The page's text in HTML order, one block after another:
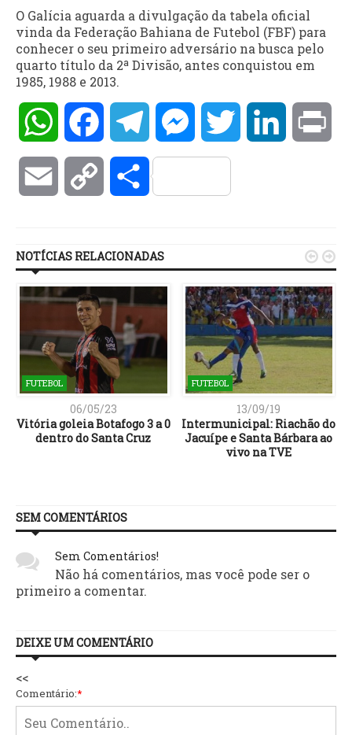
O Galícia aguarda a divulgação da tabela oficial
vinda da Federação Bahiana de Futebol (FBF) para
conhecer o seu primeiro adversário na busca pelo
quarto título da 2ª Divisão, antes conquistou em
1985, 1988 e 2013.
WhatsAppFacebookTelegramMessengerTwitter LinkedIn
Email Copy Compartilhar
NOTÍCIAS RELACIONADAS
FUTEBOL
06/05/23
Vitória goleia Botafogo 3 a 0
dentro do Santa Cruz
FUTEBOL
13/09/19
Intermunicipal: Riachão do
Jacuípe e Santa Bárbara ao
vivo na TVE
 
SEM COMENTÁRIOS
Sem Comentários!
Não há comentários, mas você pode ser o
primeiro a comentar.
DEIXE UM COMENTÁRIO
<<
Comentário:*